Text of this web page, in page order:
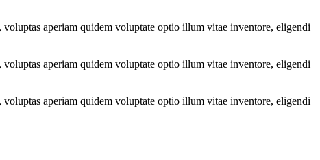
aperiam quidem voluptate optio illum vitae inventore, eligendi
aperiam quidem voluptate optio illum vitae inventore, eligendi
aperiam quidem voluptate optio illum vitae inventore, eligendi